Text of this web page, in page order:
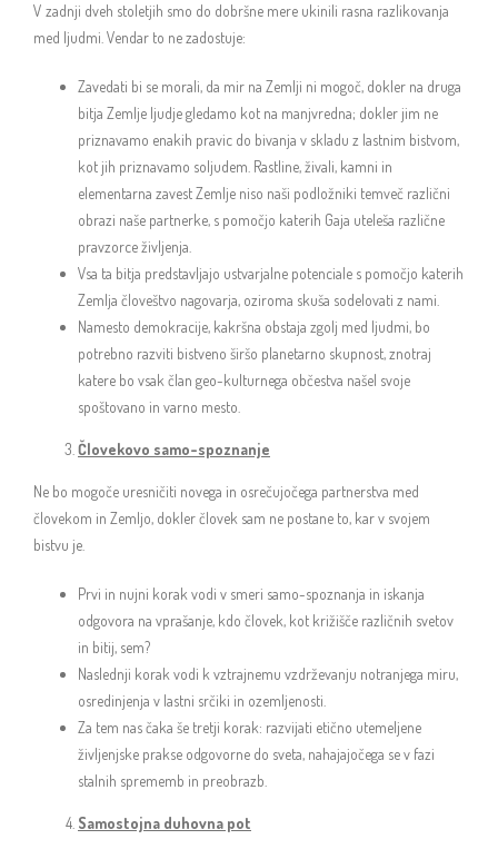
V zadnji dveh stoletjih smo do dobršne mere ukinili rasna razlikovanja
med ljudmi. Vendar to ne zadostuje:
Zavedati bi se morali, da mir na Zemlji ni mogoč, dokler na druga
bitja Zemlje ljudje gledamo kot na manjvredna; dokler jim ne
priznavamo enakih pravic do bivanja v skladu z lastnim bistvom,
kot jih priznavamo soljudem. Rastline, živali, kamni in
elementarna zavest Zemlje niso naši podložniki temveč različni
obrazi naše partnerke, s pomočjo katerih Gaja uteleša različne
pravzorce življenja.
Vsa ta bitja predstavljajo ustvarjalne potenciale s pomočjo katerih
Zemlja človeštvo nagovarja, oziroma skuša sodelovati z nami.
Namesto demokracije, kakršna obstaja zgolj med ljudmi, bo
potrebno razviti bistveno širšo planetarno skupnost, znotraj
katere bo vsak član geo-kulturnega občestva našel svoje
spoštovano in varno mesto.
Človekovo samo-spoznanje
Ne bo mogoče uresničiti novega in osrečujočega partnerstva med
človekom in Zemljo, dokler človek sam ne postane to, kar v svojem
bistvu je.
Prvi in nujni korak vodi v smeri samo-spoznanja in iskanja
odgovora na vprašanje, kdo človek, kot križišče različnih svetov
in bitij, sem?
Naslednji korak vodi k vztrajnemu vzdrževanju notranjega miru,
osredinjenja v lastni srčiki in ozemljenosti.
Za tem nas čaka še tretji korak: razvijati etično utemeljene
življenjske prakse odgovorne do sveta, nahajajočega se v fazi
stalnih sprememb in preobrazb.
Samostojna duhovna pot